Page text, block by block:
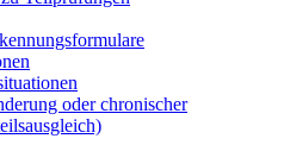
oder chronischer